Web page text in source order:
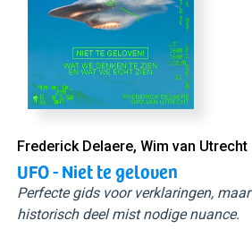
Frederick Delaere, Wim van Utrecht
UFO - Niet te geloven
Perfecte gids voor verklaringen, maar
historisch deel mist nodige nuance.